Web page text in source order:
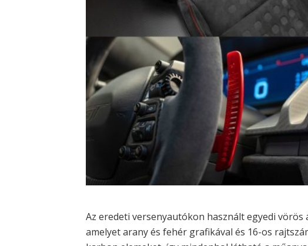
Az eredeti versenyautókon használt egyedi
amelyet arany és fehér grafikával és 16-os